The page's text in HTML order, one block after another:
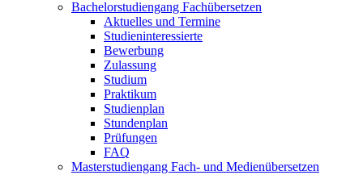
Bachelorstudiengang Fachübersetzen
Aktuelles und Termine
Studieninteressierte
Bewerbung
Zulassung
Studium
Praktikum
Studienplan
Stundenplan
Prüfungen
FAQ
Masterstudiengang Fach- und Medienübersetzen